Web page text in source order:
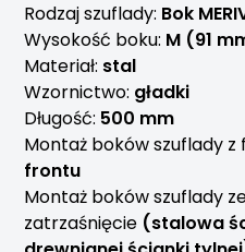
Rodzaj szuflady: Bok
Wysokość boku: M (91
Materiał: stal
Wzornictwo: gładki
Długość: 500 mm
Montaż boków szuflady z
frontu
Montaż boków szuflady
zatrzaśnięcie (stalowa